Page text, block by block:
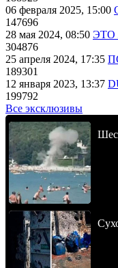
06 февраля 2025, 15:00
147696
28 мая 2024, 08:50 ЭТО
304876
25 апреля 2024, 17:35
189301
12 января 2023, 13:37
199792
Все эксклюзивы